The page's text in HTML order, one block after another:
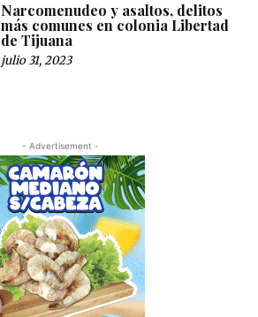
Narcomenudeo y asaltos, delitos
más comunes en colonia Libertad
de Tijuana
julio 31, 2023
- Advertisement -